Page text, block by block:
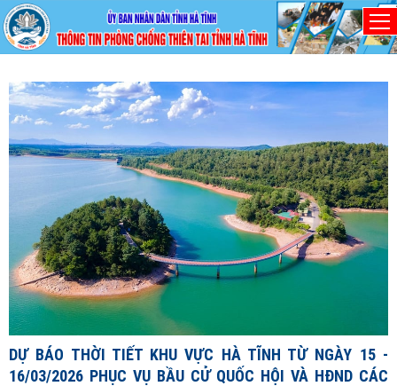
Chủ nhật, 9/8/2026
DỰ BÁO THỜI TIẾT KHU VỰC HÀ TĨNH TỪ NGÀY 15 -
16/03/2026 PHỤC VỤ BẦU CỬ QUỐC HỘI VÀ HĐND CÁC